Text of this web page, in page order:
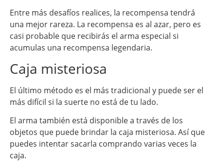
Entre más desafíos realices, la recompensa tendrá
una mejor rareza. La recompensa es al azar, pero es
casi probable que recibirás el arma especial si
acumulas una recompensa legendaria.
Caja misteriosa
El último método es el más tradicional y puede ser el
más difícil si la suerte no está de tu lado.
El arma también está disponible a través de los
objetos que puede brindar la caja misteriosa. Así que
puedes intentar sacarla comprando varias veces la
caja.